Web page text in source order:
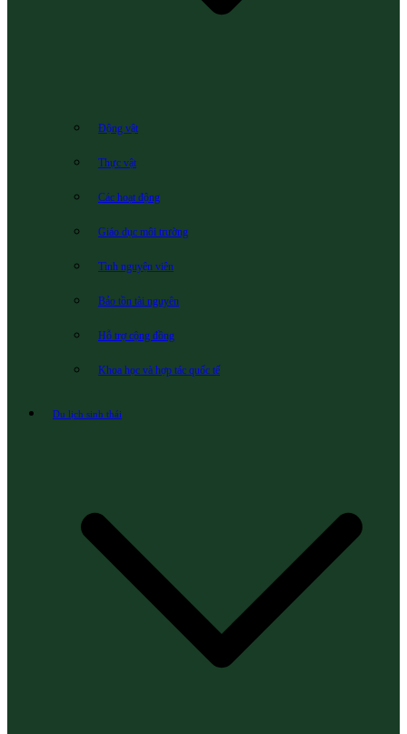
Động vật
Thực vật
Các hoạt động
Giáo dục môi trường
Tình nguyện viên
Bảo tồn tài nguyên
Hỗ trợ cộng đồng
Khoa học và hợp tác quốc tế
Du lịch sinh thái